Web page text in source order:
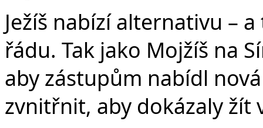
Ježíš nabízí alternativu –
řádu. Tak jako Mojžíš na
aby zástupům nabídl
zvnitřnit, aby dokázaly žít